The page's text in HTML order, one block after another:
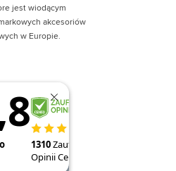
jest wiodącym
akcesoriów
w Europie.